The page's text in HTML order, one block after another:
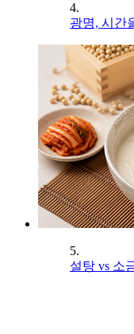
4.
광명, 시간
5.
설탕 vs 소